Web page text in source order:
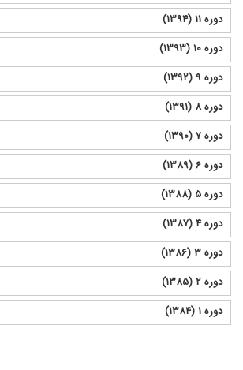
دوره 11 (1394)
دوره 10 (1393)
دوره 9 (1392)
دوره 8 (1391)
دوره 7 (1390)
دوره 6 (1389)
دوره 5 (1388)
دوره 4 (1387)
دوره 3 (1386)
دوره 2 (1385)
دوره 1 (1384)